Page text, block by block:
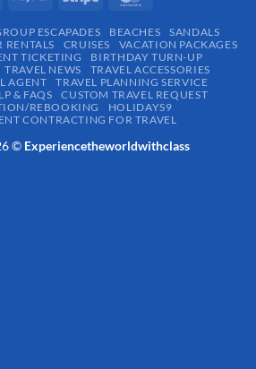
ESCAPADES​ BEACHES
SANDALS
RENTALS CRUISES
VACATION PACKAGES
TICKETING
BIRTHDAY TURN-UP
TRAVEL NEWS
TRAVEL ACCESSORIES
AGENT
TRAVEL PLANNING SERVICE
& FAQS
CUSTOM TRAVEL REQUEST
REBOOKING
HOLIDAYS9
CONTRACTING FOR TRAVEL
© Experiencetheworldwithclass